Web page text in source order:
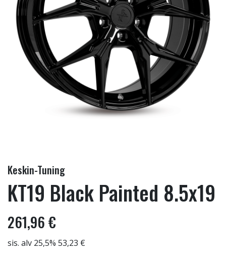
Keskin-Tuning
KT19 Black Painted 8.5x19
261,96 €
sis. alv 25,5% 53,23 €